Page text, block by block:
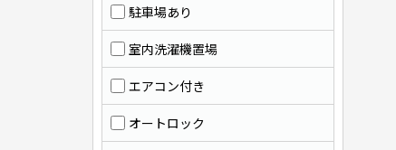
駐車場あり
室内洗濯機置場
エアコン付き
オートロック